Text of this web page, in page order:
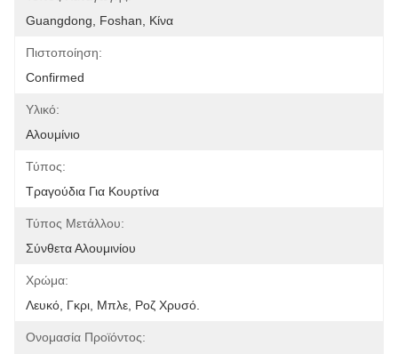
Guangdong, Foshan, Κίνα
Πιστοποίηση:
Confirmed
Υλικό:
Αλουμίνιο
Τύπος:
Τραγούδια Για Κουρτίνα
Τύπος Μετάλλου:
Σύνθετα Αλουμινίου
Χρώμα:
Λευκό, Γκρι, Μπλε, Ροζ Χρυσό.
Ονομασία Προϊόντος: